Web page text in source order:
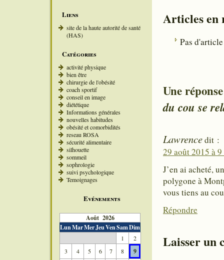
Liens
site de la haute autorité de santé
(HAS)
Catégories
activité physique
bien être
chirurgie de l'obésité
coach sportif
conseil en image
diététique
Informations générales
nouvelles habitudes
obésité et comorbidités
reseau ROSA
sécurité alimentaire
silhouette
sommeil
sophrologie
suivi psychologique
Temoignages
Evénements
Août 2026
LunMarMerJeuVenSamDim
1
2
3
4 5 6 7 8 9
Articles en
Pas
Une
du cou se
Lawrencedit :
29 août 2015 à
J’en ai acheté,
polygone à
vous tiens au
Répondre
Laisser un